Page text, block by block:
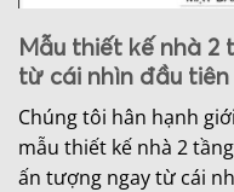
Mẫu thiết kế nhà 2
từ cái nhìn đầu tiên
Chúng tôi hân hạnh
mẫu thiết kế nhà 2
ấn tượng ngay từ cái